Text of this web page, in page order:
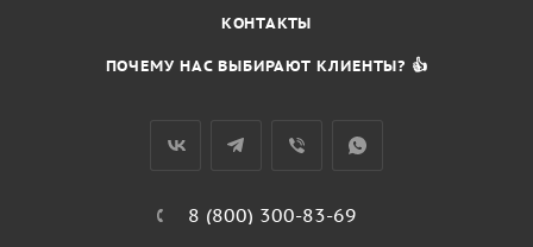
КОНТАКТЫ
ПОЧЕМУ НАС ВЫБИРАЮТ КЛИЕНТЫ? 👍
8 (800) 300-83-69